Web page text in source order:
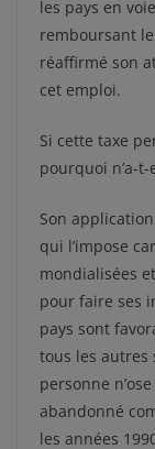
les pays en
remboursant
réaffirmé son
cet emploi.
Si cette taxe
pourquoi n’a-
Son
qui l’impose
mondialisées
pour faire ses
pays sont
tous les autres
personne
abandonné
les années